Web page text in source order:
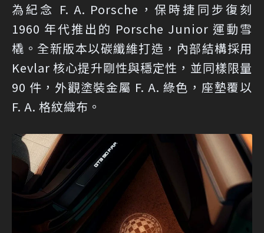
為紀念 F. A. Porsche，保時捷同步復刻
1960 年代推出的 Porsche Junior 運動雪
橇。全新版本以碳纖維打造，內部結構採用
Kevlar 核心提升剛性與穩定性，並同樣限量
90 件，外觀塗裝金屬 F. A. 綠色，座墊覆以
F. A. 格紋織布。